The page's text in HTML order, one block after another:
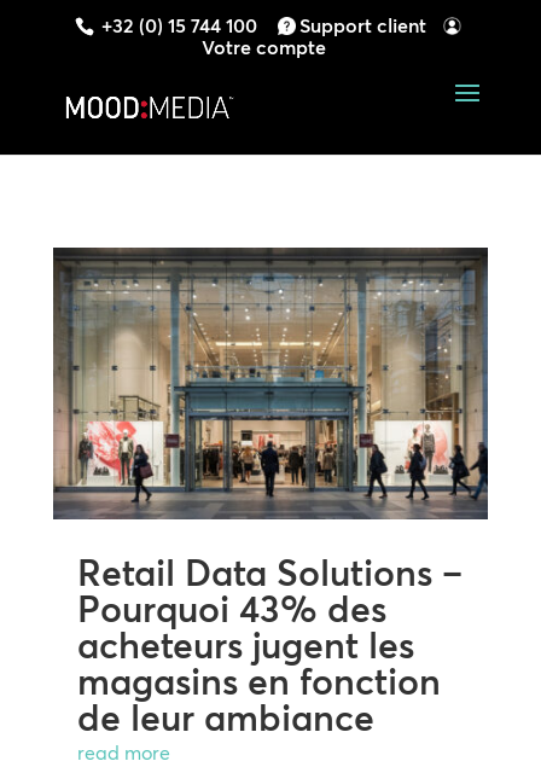
+32 (0) 15 744 100
Support client
Votre compte
Retail Data Solutions –
Pourquoi 43% des
acheteurs jugent les
magasins en fonction
de leur ambiance
read more